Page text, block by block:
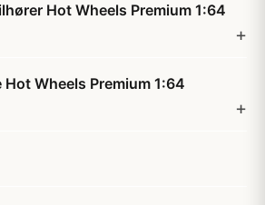
Hot Wheels Premium 1:64
Wheels Premium 1:64